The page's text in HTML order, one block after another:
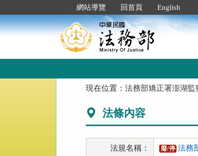
到
主
要
網站導覽 回首頁 English
現在位置：法務部矯正署澎湖
法條內容
法規名稱： 廢/停 法務